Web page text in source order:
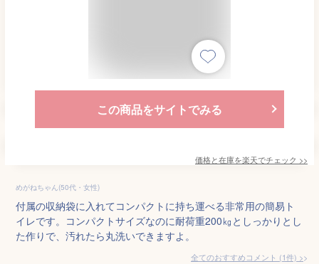
この商品をサイトでみる
価格と在庫を楽天でチェック >>
めがねちゃん(50代・女性)
付属の収納袋に入れてコンパクトに持ち運べる非常用の簡易ト
イレです。コンパクトサイズなのに耐荷重200㎏としっかりとし
た作りで、汚れたら丸洗いできますよ。
全てのおすすめコメント (1件) >